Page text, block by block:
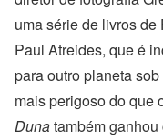
uma série de livros de
Paul Atreides, que é
para outro planeta
mais perigoso do que
Dunatambém